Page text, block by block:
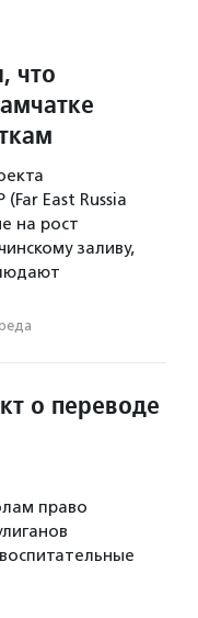
что
East Russia
на рост
заливу,
о переводе
право